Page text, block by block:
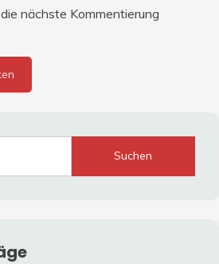
nächste Kommentierung